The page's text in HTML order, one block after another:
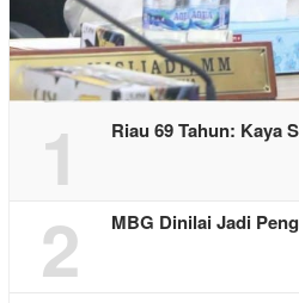
1 Riau 69 Tahun: Kaya
2 MBG Dinilai Jadi